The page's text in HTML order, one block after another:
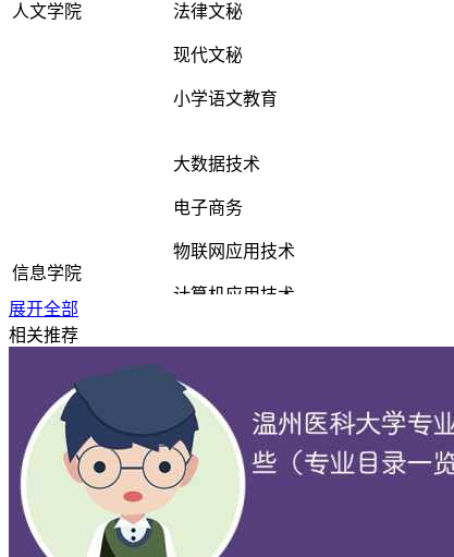
人文学院 法律文秘
现代文秘
小学语文教育
信息学院
大数据技术
电子商务
物联网应用技术
计算机应用技术
现代教育技术
理工学院
电力系统自动化技术
建设工程管理
汽车制造与试验技术
展开全部
相关推荐